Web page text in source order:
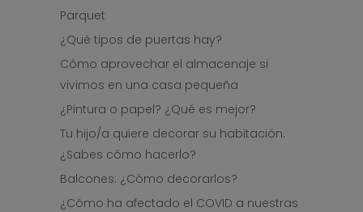
Parquet
¿Qué tipos de puertas hay?
Cómo aprovechar el almacenaje si
vivimos en una casa pequeña
¿Pintura o papel? ¿Qué es mejor?
Tu hijo/a quiere decorar su habitación.
¿Sabes cómo hacerlo?
Balcones: ¿Cómo decorarlos?
¿Cómo ha afectado el COVID a nuestras